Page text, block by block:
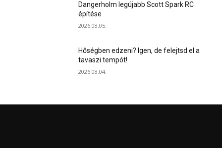
Dangerholm legújabb Scott Spark RC
építése
2026.08.05.
Hőségben edzeni? Igen, de felejtsd el a
tavaszi tempót!
2026.08.04.